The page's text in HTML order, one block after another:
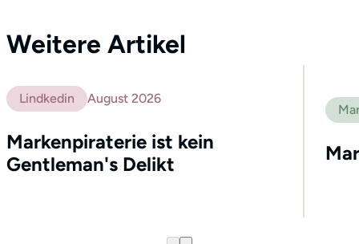
Weitere Artikel
Lindkedin August 2026
Markenpiraterie ist kein
Gentleman's Delikt